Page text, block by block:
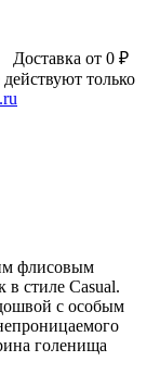
Доставка от 0 ₽
только
флисовым
стиле Casual.
с особым
голенища